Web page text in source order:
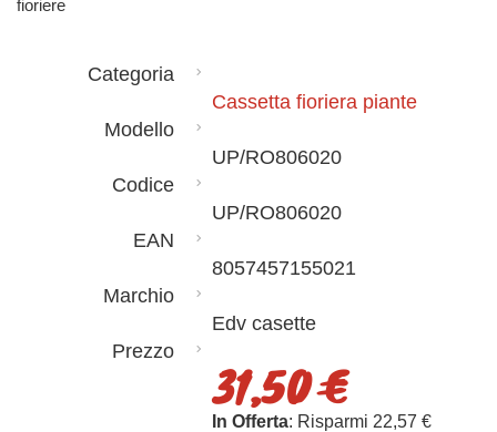
Categoria
Cassetta fioriera piante
Modello
UP/RO806020
Codice
UP/RO806020
EAN
8057457155021
Marchio
Edv casette
Prezzo
31,50 €
In Offerta: Risparmi 22,57 €